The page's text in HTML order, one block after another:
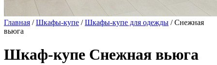
Главная /Шкафы-купе /Шкафы-купе для одежды / Снежная
вьюга
Шкаф-купе Снежная вьюга